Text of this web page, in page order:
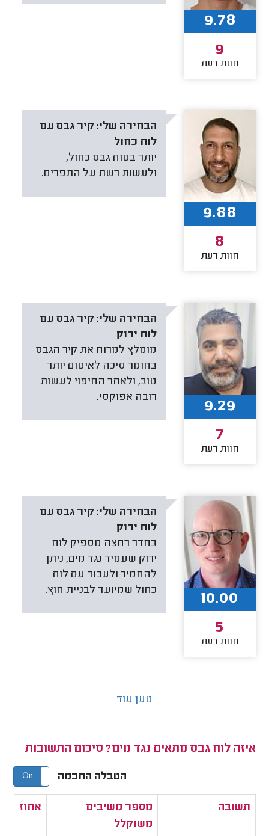
9.78
9
חוות דעת
הבחירה שלי: קיר גבס עם
לוח כחול
יותר בטוח גבס כחול,
ולעשות רשת על התפרים.
9.88
8
חוות דעת
הבחירה שלי: קיר גבס עם
לוח ירוק
מומלץ למרוח את קיר הגבס
בחומר סיכה לאיטום יותר
טוב, ולאחר החיפוי לעשות
רובה אפוקסי.
9.29
7
חוות דעת
הבחירה שלי: קיר גבס עם
לוח ירוק
בחדר רחצה מספיק לוח
ירוק שעמיד נגד מים, ניתן
להחמיר ולעבוד עם לוח
כחול שמיועד לבניית חוץ.
10.00
5
חוות דעת
טען עוד
איזה לוח גבס מתאים נגד מים? סיכום התשובות
הטבלה החכמה On Off
תשובה
מספר משיבים
משוקלל
אחוז